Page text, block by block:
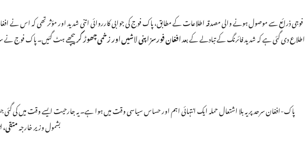
فوجی ذرائع سے موصول ہونے والی مصدقہ اطلاعات کے مطابق، پاک فوج کی جوابی کارروائی اتنی شدید اور مؤثر تھی کہ اس نے
اطلاع دی گئی ہے کہ شدید فائرنگ کے تبادلے کے بعدافغان فورسز اپنی لاشیں اور زخمی چھوڑ کرپیچھے ہٹ گئیں۔ پاک فوج نے
پاک-افغان سرحد پر یہ بلا اشتعال حملہ ایک انتہائی اہم اور حساس سیاسی وقت میں ہوا ہے۔ یہ جارحیت ایسے وقت میں کی
بشمول وزیر خارجہ